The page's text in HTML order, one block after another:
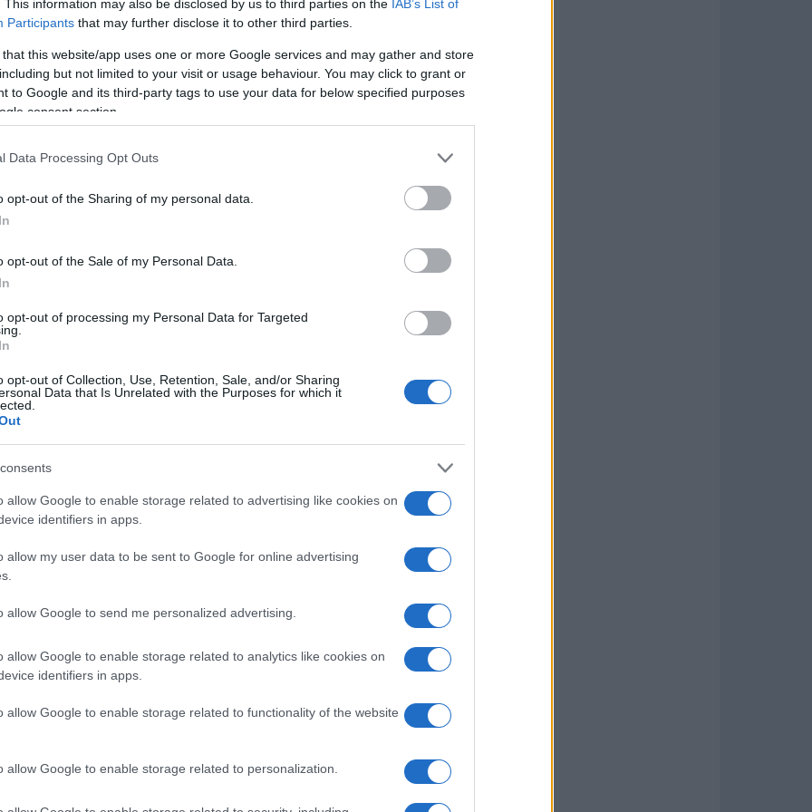
This information may also be disclosed by us to third parties on the IAB’s List of
Participants that may further disclose it to other third parties.
that this website/app uses one or more Google services and may gather and store
but not limited to your visit or usage behaviour. You may click to grant or
to Google and its third-party tags to use your data for below specified purposes
consent section.
Data Processing Opt Outs
opt-out of the Sharing of my personal data.
opt-out of the Sale of my Personal Data.
opt-out of processing my Personal Data for Targeted
opt-out of Collection, Use, Retention, Sale, and/or Sharing
Data that Is Unrelated with the Purposes for which it
allow Google to enable storage related to advertising like cookies on
identifiers in apps.
allow my user data to be sent to Google for online advertising
allow Google to send me personalized advertising.
allow Google to enable storage related to analytics like cookies on
identifiers in apps.
allow Google to enable storage related to functionality of the website
allow Google to enable storage related to personalization.
Ya sea que desee sumergirse en
bajo la sombra de los Alpes, los
suerte de ir aAustriapronto, planee
lagos del país.
región del Tirol de Austria, es una gran
, llamado Heiterwang, a través de un
popular para pasear en bote, ya que los
ríos. El lago es un lugar incomparable para
caminos pavimentados son ideales para
Rodeado por los Alpes de Lechtal,
y percas. También hay ferries de